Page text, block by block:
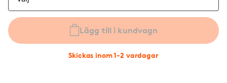
Lägg till i kundvagn
Skickas inom 1-2 vardagar